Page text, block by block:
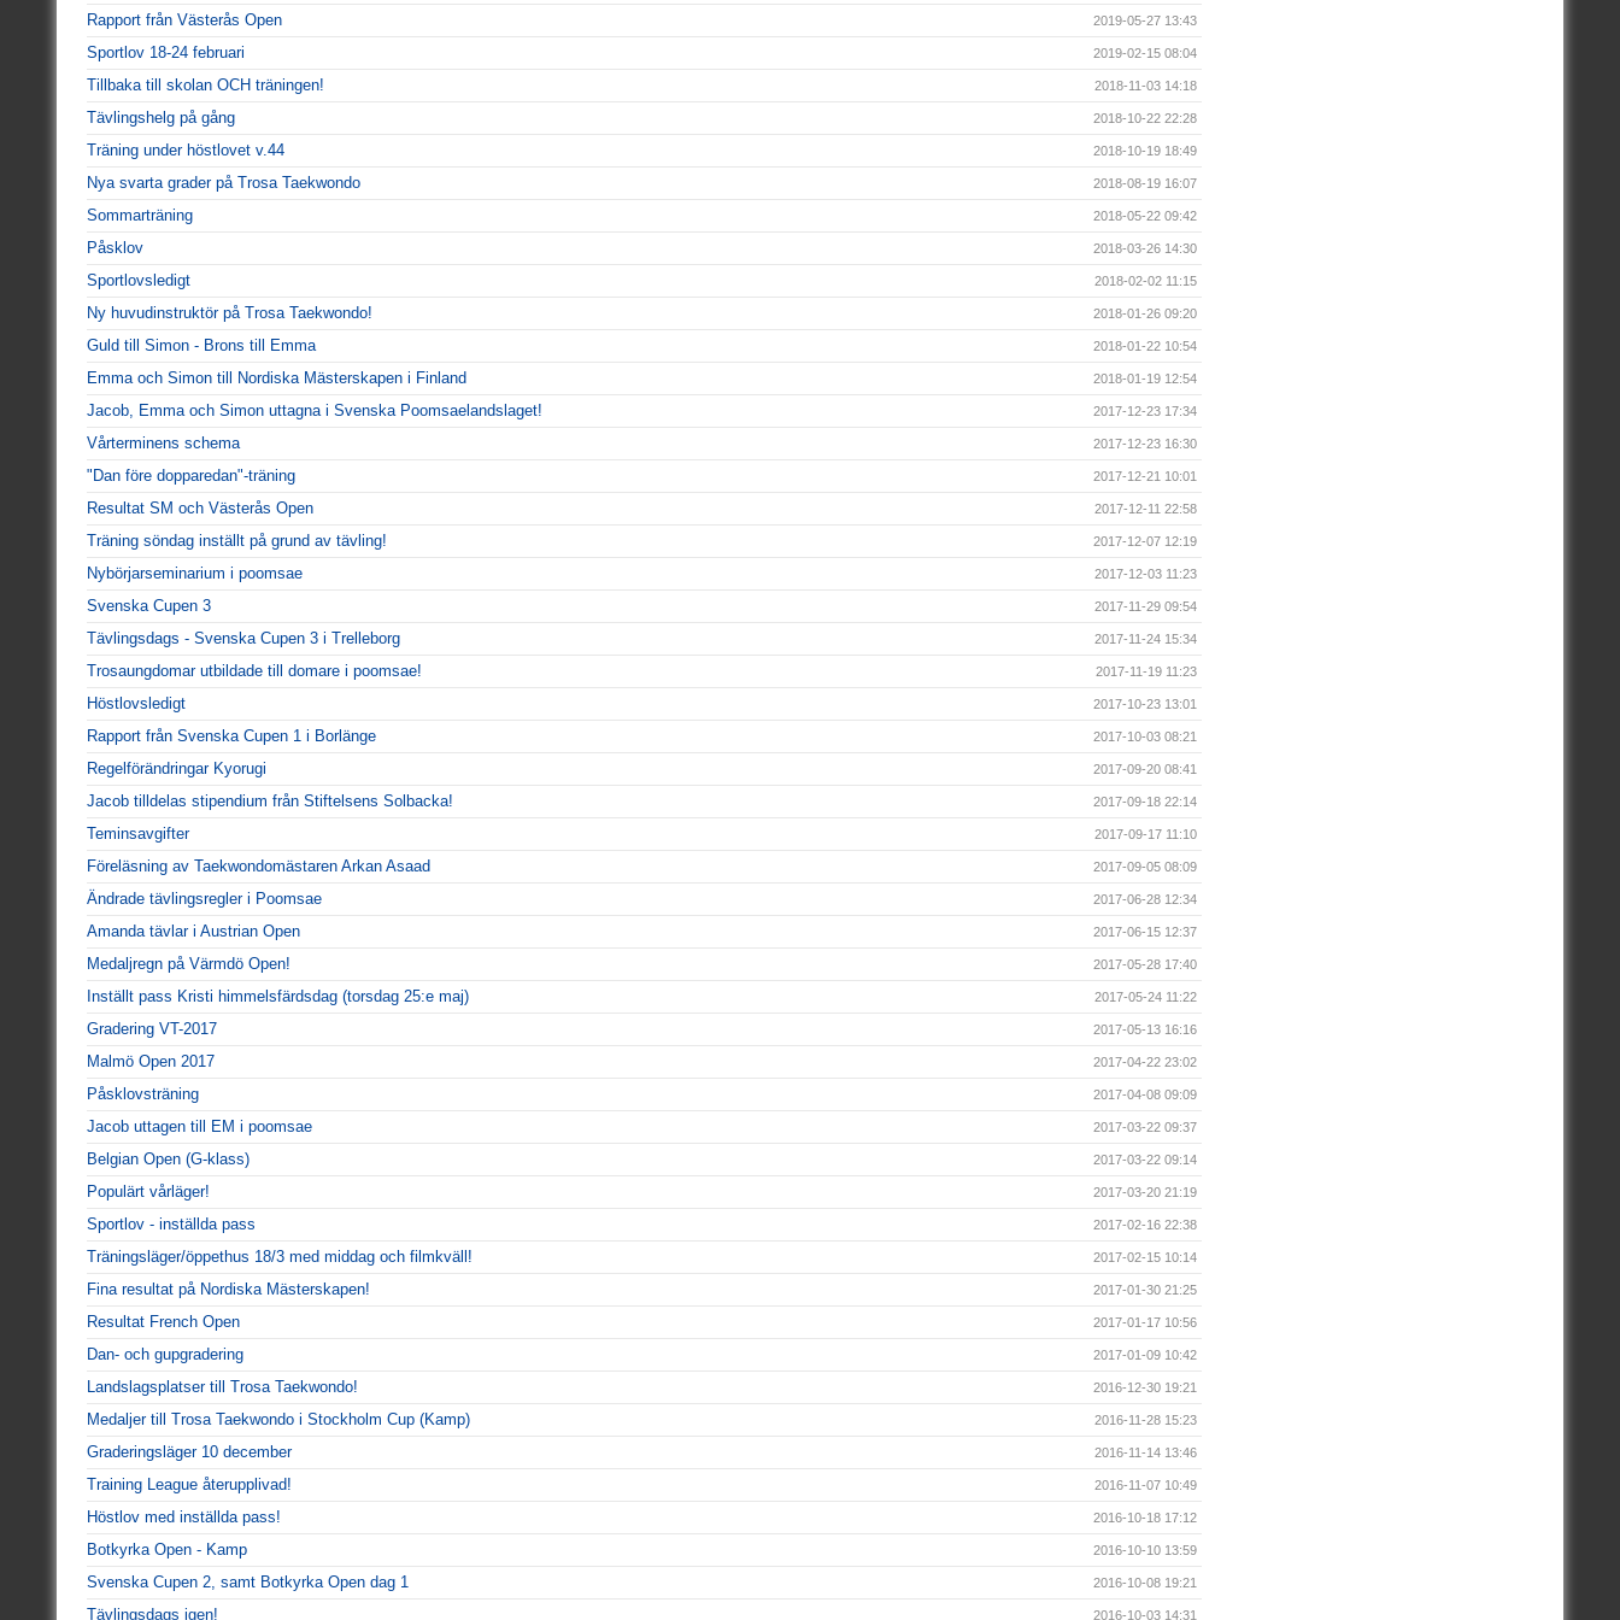
Rapport från Västerås Open 2019-05-27 13:43
Sportlov 18-24 februari 2019-02-15 08:04
Tillbaka till skolan OCH träningen! 2018-11-03 14:18
Tävlingshelg på gång 2018-10-22 22:28
Träning under höstlovet v.44 2018-10-19 18:49
Nya svarta grader på Trosa Taekwondo 2018-08-19 16:07
Sommarträning 2018-05-22 09:42
Påsklov 2018-03-26 14:30
Sportlovsledigt 2018-02-02 11:15
Ny huvudinstruktör på Trosa Taekwondo! 2018-01-26 09:20
Guld till Simon - Brons till Emma 2018-01-22 10:54
Emma och Simon till Nordiska Mästerskapen i Finland 2018-01-19 12:54
Jacob, Emma och Simon uttagna i Svenska Poomsaelandslaget! 2017-12-23 17:34
Vårterminens schema 2017-12-23 16:30
"Dan före dopparedan"-träning 2017-12-21 10:01
Resultat SM och Västerås Open 2017-12-11 22:58
Träning söndag inställt på grund av tävling! 2017-12-07 12:19
Nybörjarseminarium i poomsae 2017-12-03 11:23
Svenska Cupen 3 2017-11-29 09:54
Tävlingsdags - Svenska Cupen 3 i Trelleborg 2017-11-24 15:34
Trosaungdomar utbildade till domare i poomsae! 2017-11-19 11:23
Höstlovsledigt 2017-10-23 13:01
Rapport från Svenska Cupen 1 i Borlänge 2017-10-03 08:21
Regelförändringar Kyorugi 2017-09-20 08:41
Jacob tilldelas stipendium från Stiftelsens Solbacka! 2017-09-18 22:14
Teminsavgifter 2017-09-17 11:10
Föreläsning av Taekwondomästaren Arkan Asaad 2017-09-05 08:09
Ändrade tävlingsregler i Poomsae 2017-06-28 12:34
Amanda tävlar i Austrian Open 2017-06-15 12:37
Medaljregn på Värmdö Open! 2017-05-28 17:40
Inställt pass Kristi himmelsfärdsdag (torsdag 25:e maj) 2017-05-24 11:22
Gradering VT-2017 2017-05-13 16:16
Malmö Open 2017 2017-04-22 23:02
Påsklovsträning 2017-04-08 09:09
Jacob uttagen till EM i poomsae 2017-03-22 09:37
Belgian Open (G-klass) 2017-03-22 09:14
Populärt vårläger! 2017-03-20 21:19
Sportlov - inställda pass 2017-02-16 22:38
Träningsläger/öppethus 18/3 med middag och filmkväll! 2017-02-15 10:14
Fina resultat på Nordiska Mästerskapen! 2017-01-30 21:25
Resultat French Open 2017-01-17 10:56
Dan- och gupgradering 2017-01-09 10:42
Landslagsplatser till Trosa Taekwondo! 2016-12-30 19:21
Medaljer till Trosa Taekwondo i Stockholm Cup (Kamp) 2016-11-28 15:23
Graderingsläger 10 december 2016-11-14 13:46
Training League återupplivad! 2016-11-07 10:49
Höstlov med inställda pass! 2016-10-18 17:12
Botkyrka Open - Kamp 2016-10-10 13:59
Svenska Cupen 2, samt Botkyrka Open dag 1 2016-10-08 19:21
Tävlingsdags igen! 2016-10-03 14:31